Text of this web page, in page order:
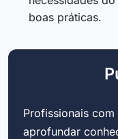
boas práticas.
Profissionais
aprofundar